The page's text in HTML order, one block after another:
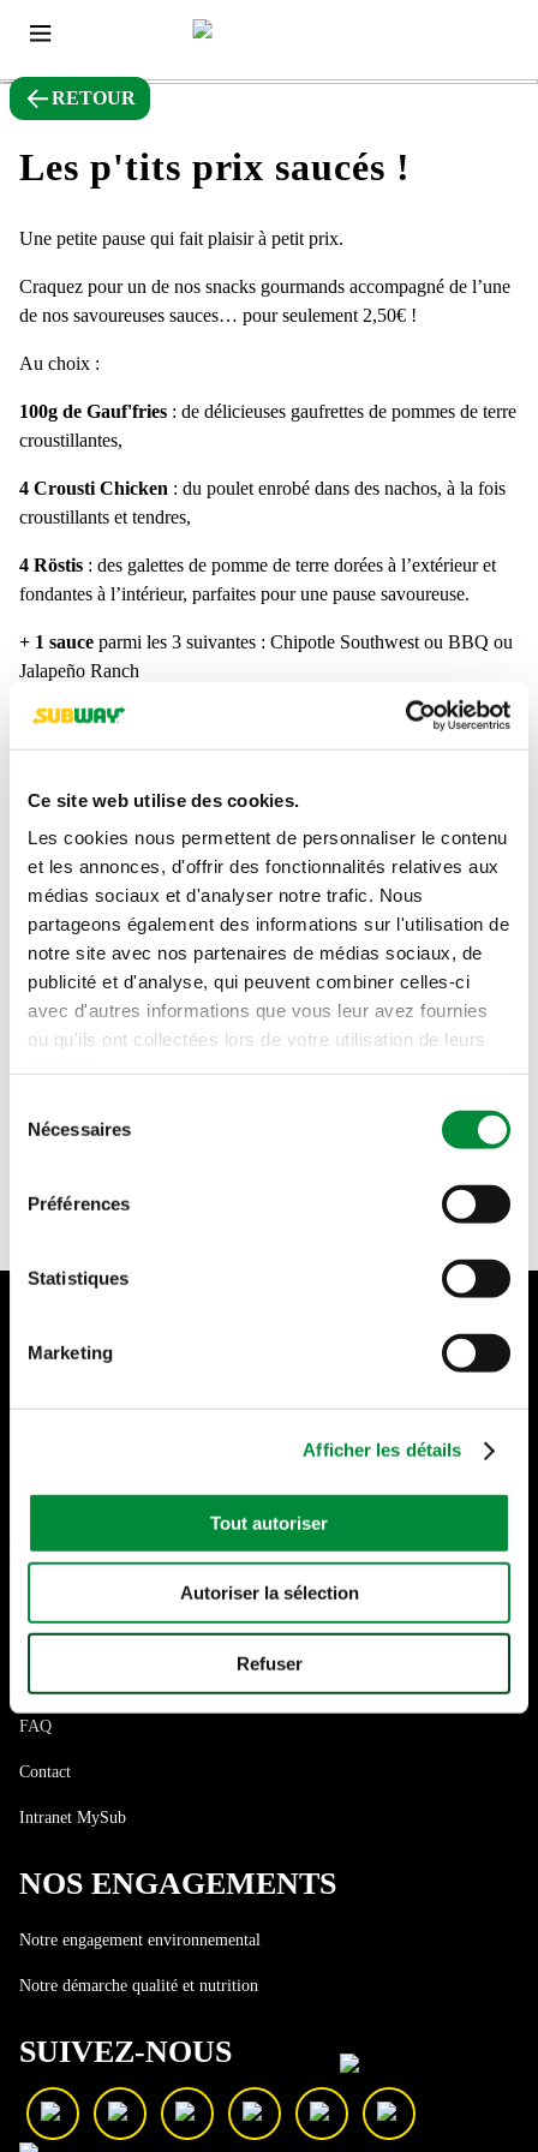
Ce site web utilise des cookies.
Les cookies nous permettent de personnaliser le contenu
et les annonces, d'offrir des fonctionnalités relatives aux
médias sociaux et d'analyser notre trafic. Nous
partageons également des informations sur l'utilisation de
notre site avec nos partenaires de médias sociaux, de
publicité et d'analyse, qui peuvent combiner celles-ci
avec d'autres informations que vous leur avez fournies
ou qu'ils ont collectées lors de votre utilisation de leurs
Nécessaires
Préférences
Statistiques
Marketing
Afficher les détails
Tout autoriser
Autoriser la sélection
Refuser
RETOUR
Les p'tits prix saucés !
Une petite pause qui fait plaisir à petit prix.
Craquez pour un de nos snacks gourmands accompagné de l’une
de nos savoureuses sauces… pour seulement 2,50€ !
Au choix :
100g de Gauf'fries : de délicieuses gaufrettes de pommes de terre
croustillantes,
4 Crousti Chicken : du poulet enrobé dans des nachos, à la fois
croustillants et tendres,
4 Röstis : des galettes de pomme de terre dorées à l’extérieur et
fondantes à l’intérieur, parfaites pour une pause savoureuse.
+ 1 sauce parmi les 3 suivantes : Chipotle Southwest ou BBQ ou
Jalapeño Ranch
RDV en restaurant pour goûter au plaisir
sans vous ruiner !
Liste des restaurants participants disponible ci-dessous.
Ouvrir une franchise
FAQ
Contact
Intranet MySub
NOS ENGAGEMENTS
Notre engagement environnemental
Notre démarche qualité et nutrition
SUIVEZ-NOUS